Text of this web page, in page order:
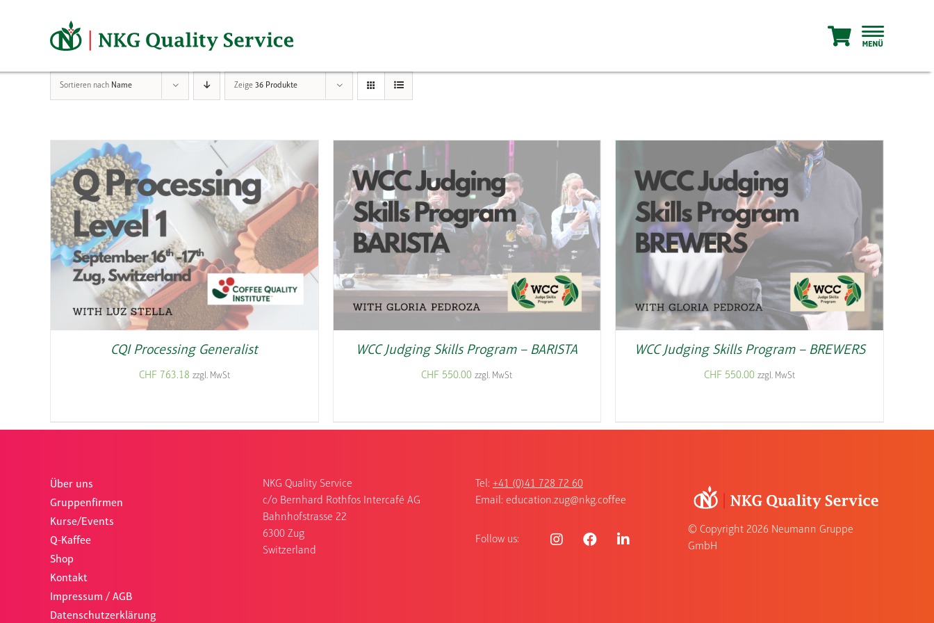
Sortieren nach Name Zeige 36 Produkte
CQI Processing Generalist
CHF 763.18 zzgl. MwSt
WCC Judging Skills Program – BARISTA
CHF 550.00 zzgl. MwSt
WCC Judging Skills Program – BREWERS
CHF 550.00 zzgl. MwSt
Über uns
Gruppenfirmen
Kurse/Events
Q-Kaffee
Shop
Kontakt
Impressum / AGB
Datenschutzerklärung
NKG Quality Service
c/o Bernhard Rothfos Intercafé AG
Bahnhofstrasse 22
6300 Zug
Switzerland
Tel: +41 (0)41 728 72 60
Email: education.zug@nkg.coffee
Follow us:
© Copyright 2026 Neumann Gruppe
GmbH